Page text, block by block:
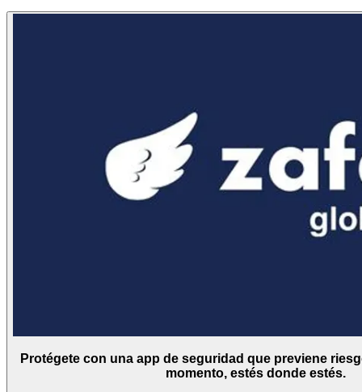
Protégete con una app de seguridad que previene
momento, estés donde estés.